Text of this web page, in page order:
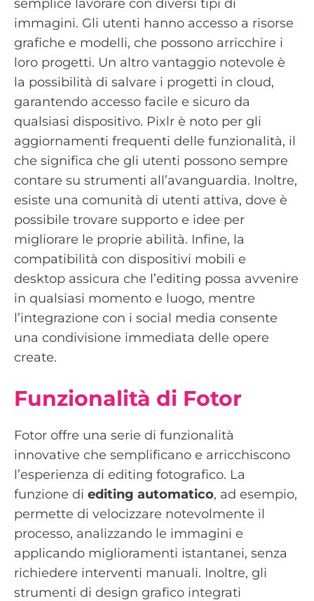
semplice lavorare con diversi tipi di
immagini. Gli utenti hanno accesso a risorse
grafiche e modelli, che possono arricchire i
loro progetti. Un altro vantaggio notevole è
la possibilità di salvare i progetti in cloud,
garantendo accesso facile e sicuro da
qualsiasi dispositivo. Pixlr è noto per gli
aggiornamenti frequenti delle funzionalità, il
che significa che gli utenti possono sempre
contare su strumenti all’avanguardia. Inoltre,
esiste una comunità di utenti attiva, dove è
possibile trovare supporto e idee per
migliorare le proprie abilità. Infine, la
compatibilità con dispositivi mobili e
desktop assicura che l’editing possa avvenire
in qualsiasi momento e luogo, mentre
l’integrazione con i social media consente
una condivisione immediata delle opere
create.
Funzionalità di Fotor
Fotor offre una serie di funzionalità
innovative che semplificano e arricchiscono
l’esperienza di editing fotografico. La
funzione di editing automatico, ad esempio,
permette di velocizzare notevolmente il
processo, analizzando le immagini e
applicando miglioramenti istantanei, senza
richiedere interventi manuali. Inoltre, gli
strumenti di design grafico integrati